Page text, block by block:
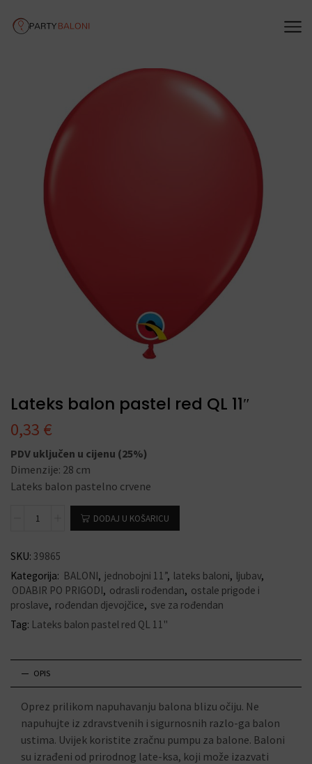
Lateks balon pastel red QL 11″
0,33 €
PDV uključen u cijenu (25%)
Dimenzije: 28 cm
Lateks balon pastelno crvene
DODAJ U KOŠARICU
SKU: 39865
Kategorija: BALONI, jednobojni 11”, lateks baloni, ljubav,
ODABIR PO PRIGODI, odrasli rođendan, ostale prigode i
proslave, rođendan djevojčice, sve za rođendan
Tag: Lateks balon pastel red QL 11"
OPIS
Oprez prilikom napuhavanju balona blizu očiju. Ne
napuhujte iz zdravstvenih i sigurnosnih razlo-ga balon
ustima. Uvijek koristite zračnu pumpu za balone. Baloni
su izrađeni od prirodnog late-ksa, koji može izazvati